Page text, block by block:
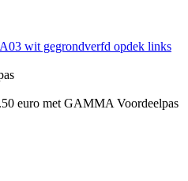
wit gegrondverfd opdek links
euro met GAMMA Voordeelpas